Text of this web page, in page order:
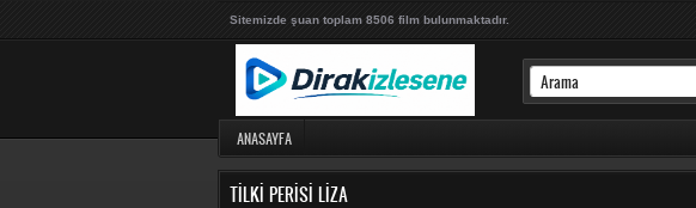
Sitemizde şuan toplam 8506 film bulunmaktadır.
ANASAYFA
TILKI PERISI LIZA